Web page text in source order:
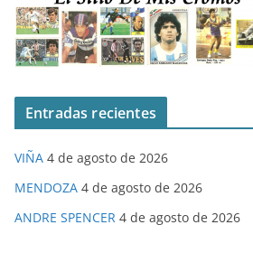
Entradas recientes
VIÑA 4 de agosto de 2026
MENDOZA 4 de agosto de 2026
ANDRE SPENCER 4 de agosto de 2026